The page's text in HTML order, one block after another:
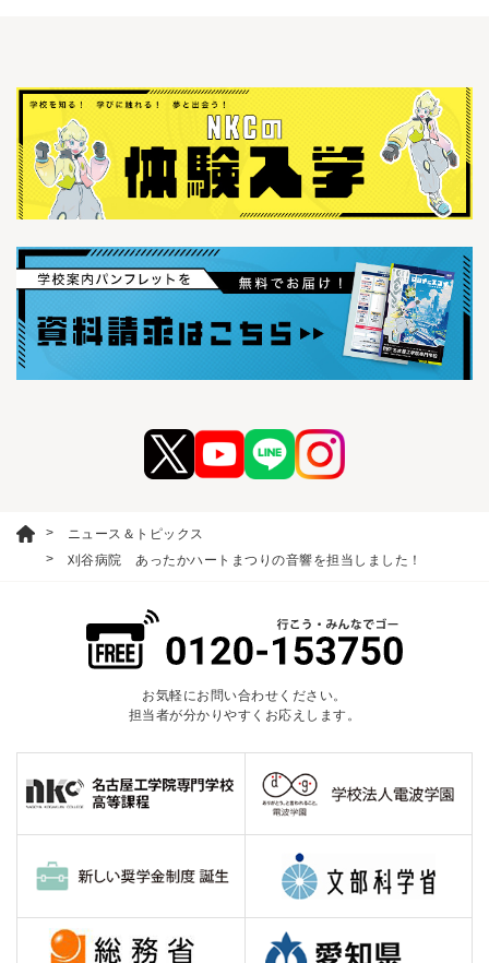
ニュース＆トピックス
刈谷病院 あったかハートまつりの音響を担当しました！
お気軽にお問い合わせください。
担当者が分かりやすくお応えします。